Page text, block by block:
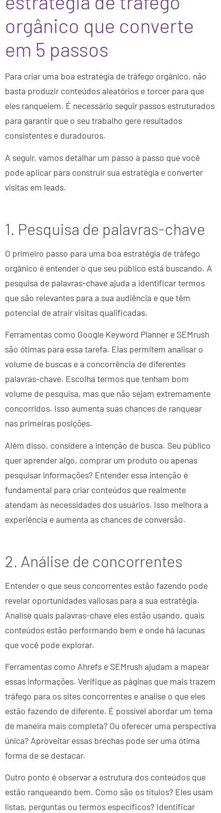
orgânico que converte
em 5 passos
Para criar uma boa estratégia de tráfego orgânico, não
basta produzir conteúdos aleatórios e torcer para que
eles ranqueiem. É necessário seguir passos estruturados
para garantir que o seu trabalho gere resultados
consistentes e duradouros.
A seguir, vamos detalhar um passo a passo que você
pode aplicar para construir sua estratégia e converter
visitas em leads.
1. Pesquisa de palavras-chave
O primeiro passo para uma boa estratégia de tráfego
orgânico é entender o que seu público está buscando. A
pesquisa de palavras-chave ajuda a identificar termos
que são relevantes para a sua audiência e que têm
potencial de atrair visitas qualificadas.
Ferramentas como Google Keyword Planner e SEMrush
são ótimas para essa tarefa. Elas permitem analisar o
volume de buscas e a concorrência de diferentes
palavras-chave. Escolha termos que tenham bom
volume de pesquisa, mas que não sejam extremamente
concorridos. Isso aumenta suas chances de ranquear
nas primeiras posições.
Além disso, considere a intenção de busca. Seu público
quer aprender algo, comprar um produto ou apenas
pesquisar informações? Entender essa intenção é
fundamental para criar conteúdos que realmente
atendam às necessidades dos usuários. Isso melhora a
experiência e aumenta as chances de conversão.
2. Análise de concorrentes
Entender o que seus concorrentes estão fazendo pode
revelar oportunidades valiosas para a sua estratégia.
Analise quais palavras-chave eles estão usando, quais
conteúdos estão performando bem e onde há lacunas
que você pode explorar.
Ferramentas como Ahrefs e SEMrush ajudam a mapear
essas informações. Verifique as páginas que mais trazem
tráfego para os sites concorrentes e analise o que eles
estão fazendo de diferente. É possível abordar um tema
de maneira mais completa? Ou oferecer uma perspectiva
única? Aproveitar essas brechas pode ser uma ótima
forma de se destacar.
Outro ponto é observar a estrutura dos conteúdos que
estão ranqueando bem. Como são os títulos? Eles usam
listas, perguntas ou termos específicos? Identificar